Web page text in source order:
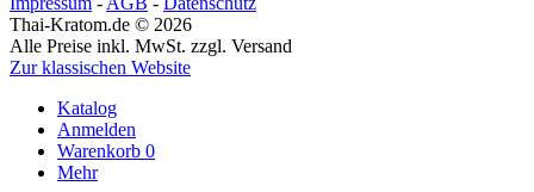
Thai-Kratom.de © 2026
Alle Preise inkl. MwSt. zzgl. Versand
Zur klassischen Website
Katalog
Anmelden
Warenkorb 0
Mehr